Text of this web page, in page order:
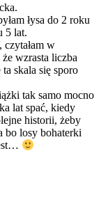
łysa do 2 roku
5 lat.
czytałam w
wzrasta liczba
skala się sporo
tak samo mocno
lat spać, kiedy
historii, żeby
bo losy bohaterki